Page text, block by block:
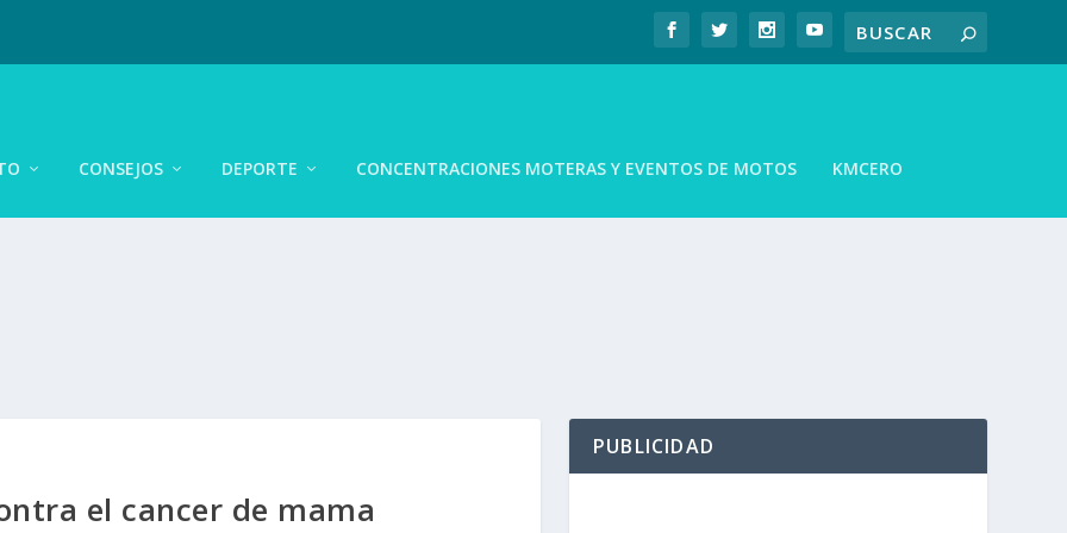
CONSEJOS DEPORTE CONCENTRACIONES MOTERAS Y EVENTOS DE MOTOS KMCERO
el cancer de mama
PUBLICIDAD